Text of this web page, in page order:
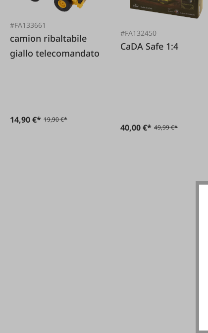
#FA133661
camion ribaltabile
giallo telecomandato
14,90 €* 19,90 €*
#FA132450
CaDA Safe 1:4
40,00 €* 49,99 €*